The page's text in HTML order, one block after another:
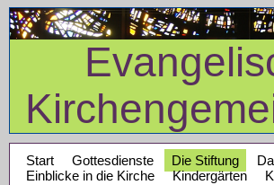
Start Gottesdienste Die Stiftung
Einblicke in die Kirche
Kindergärten